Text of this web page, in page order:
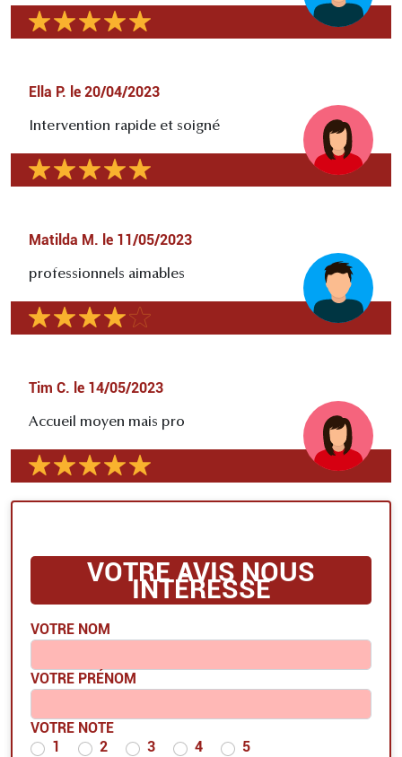
Ella P. le 20/04/2023
Intervention rapide et soigné
Matilda M. le 11/05/2023
professionnels aimables
Tim C. le 14/05/2023
Accueil moyen mais pro
VOTRE AVIS NOUS
INTÉRESSE
VOTRE NOM
VOTRE PRÉNOM
VOTRE NOTE
1
2 3 4 5